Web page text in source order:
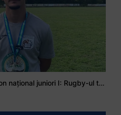
Mohamed Salhi, vicecampion național juniori I: Rugby-ul te învață să accepți și înfrângerile